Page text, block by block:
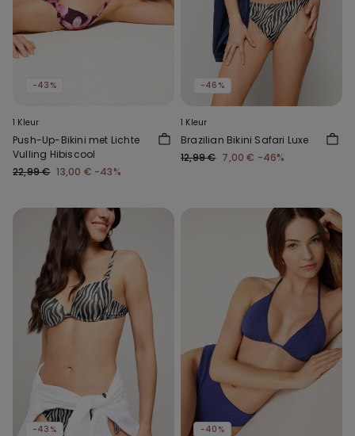
-43%
1 Kleur
Push-Up-Bikini met Lichte
Vulling Hibiscool
22,99 € 13,00 € -43%
-46%
1 Kleur
Brazilian Bikini Safari Luxe
12,99 € 7,00 € -46%
-43% -40%